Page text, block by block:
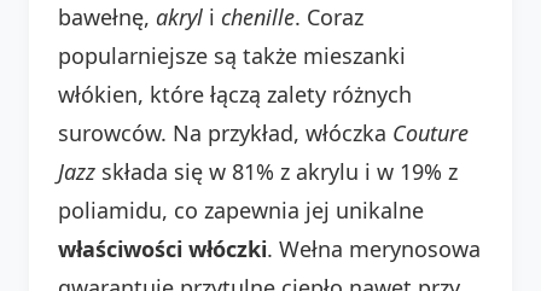
bawełnę, akryl i chenille. Coraz
popularniejsze są także mieszanki
włókien, które łączą zalety różnych
surowców. Na przykład, włóczka Couture
Jazz składa się w 81% z akrylu i w 19% z
poliamidu, co zapewnia jej unikalne
właściwości włóczki. Wełna merynosowa